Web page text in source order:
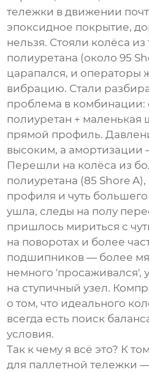
тележки в движении
эпоксидное покрытие,
нельзя. Стояли колёса из
полиуретана (около 95
царапался, и операторы
вибрацию. Стали
проблема в
полиуретан + маленькая
прямой профиль.
высоким, а амортизации
Перешли на колёса из
полиуретана (85 Shore
профиля и чуть
ушла, следы на полу
пришлось мириться с
на поворотах и более
подшипников — более
немного 'просаживался',
на ступичный узел.
о том, что идеального
всегда есть поиск
условия.
Так к чему я всё это? К
для паллетной тележки